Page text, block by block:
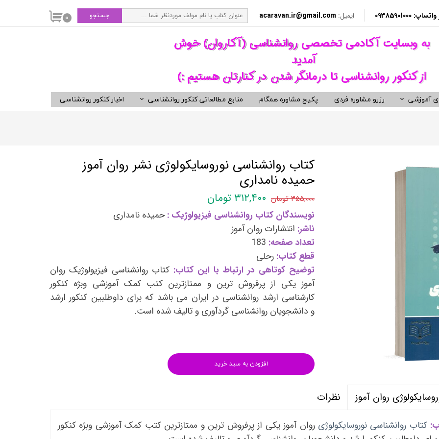
روان شناسی
روانشناسی (تست شخصیت)
کتب حوزه توسعه فردی
کتب انگیزشی و موفقیت
کتب زندگی زناشویی و ازدواج
کتب فرزندپروری و تربیت کودک
کتب روانشناسی خانواده
کتب فن بیان و سخنوری
انتشارات ارسباران
انتشارات دوران
انتشارات روان
انتشارات قطره
انتشارات ققنوس
انتشارات مدرسان شریف
آموزشی
رزرو مشاوره فردی پکیج مشاوره همگام
منابع مطالعاتی کنکور روانشناسی
اخبار کنکور روانشناسی
ایمیل: acaravan.ir@gmail.com ۰ جستجو
​به وبسایت آکادمی تخصصی روانشناسی (آکاروان) خوش
آمدید ​​​​​​​
از کنکور روانشناسی تا درمانگر شدن در کنارتان هستیم :)
کتاب روانشناسی نوروسایکولوژی نشر روان آموز
حمیده نامداری
۳۵۵,۰۰۰ تومان ۳۱۲,۴۰۰ تومان
نویسندگان کتاب روانشناسی فیزیولوژیک : حمیده نامداری
ناشر: انتشارات روان آموز
تعداد صفحه: 183
قطع کتاب: رحلی
توضیح کوتاهی در ارتباط با این کتاب: کتاب روانشناسی فیزیولوژیک روان
آموز یکی از پرفروش ترین و ممتازترین کتب کمک آموزشی وبژه کنکور
کارشناسی ارشد روانشناسی در ایران می باشد که برای داوطلبین کنکور ارشد
و دانشجویان روانشناسی گردآوری و تالیف شده است.
افزودن به سبد خرید
روان آموز نظرات
کتاب روانشناسی نوروسایکولوژیروان آموز یکی از پرفروش ترین و ممتازترین کتب کمک آموزشی وبژه کنکور